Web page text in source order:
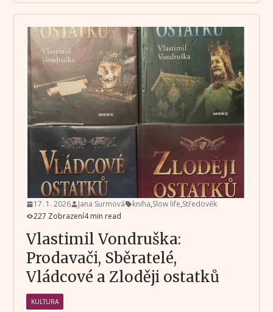
17. 1. 2026 Jana Surmová kniha,Slow life,Středověk
227 Zobrazení4 min read
Vlastimil Vondruška:
Prodavači, Sběratelé,
Vládcové a Zloději ostatků
KULTURA